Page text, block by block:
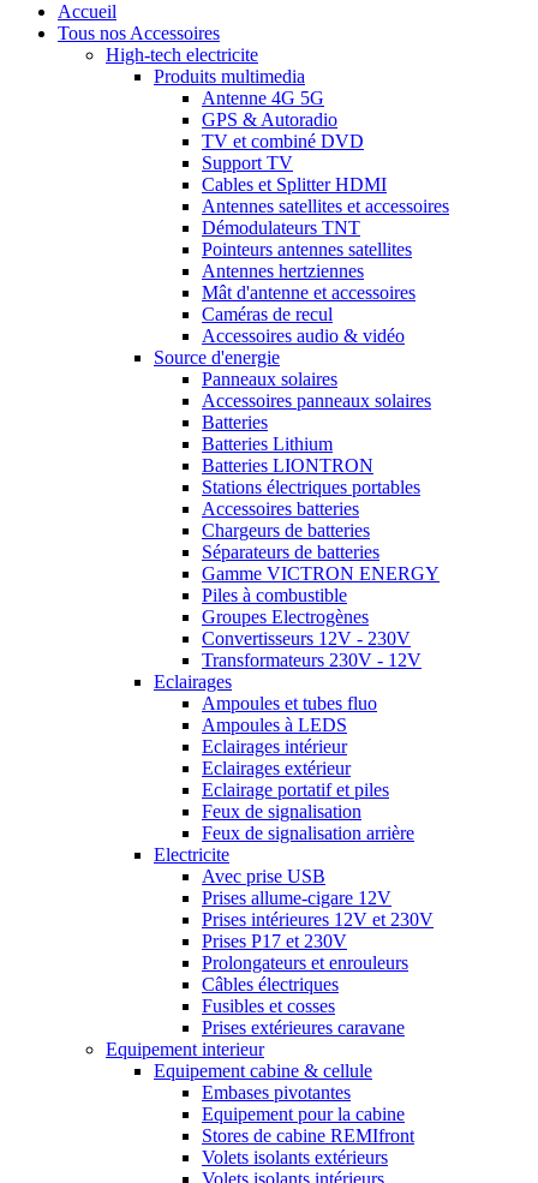
Accueil
Tous nos Accessoires
High-tech electricite
Produits multimedia
Antenne 4G 5G
GPS & Autoradio
TV et combiné DVD
Support TV
Cables et Splitter HDMI
Antennes satellites et accessoires
Démodulateurs TNT
Pointeurs antennes satellites
Antennes hertziennes
Mât d'antenne et accessoires
Caméras de recul
Accessoires audio & vidéo
Source d'energie
Panneaux solaires
Accessoires panneaux solaires
Batteries
Batteries Lithium
Batteries LIONTRON
Stations électriques portables
Accessoires batteries
Chargeurs de batteries
Séparateurs de batteries
Gamme VICTRON ENERGY
Piles à combustible
Groupes Electrogènes
Convertisseurs 12V - 230V
Transformateurs 230V - 12V
Eclairages
Ampoules et tubes fluo
Ampoules à LEDS
Eclairages intérieur
Eclairages extérieur
Eclairage portatif et piles
Feux de signalisation
Feux de signalisation arrière
Electricite
Avec prise USB
Prises allume-cigare 12V
Prises intérieures 12V et 230V
Prises P17 et 230V
Prolongateurs et enrouleurs
Câbles électriques
Fusibles et cosses
Prises extérieures caravane
Equipement interieur
Equipement cabine & cellule
Embases pivotantes
Equipement pour la cabine
Stores de cabine REMIfront
Volets isolants extérieurs